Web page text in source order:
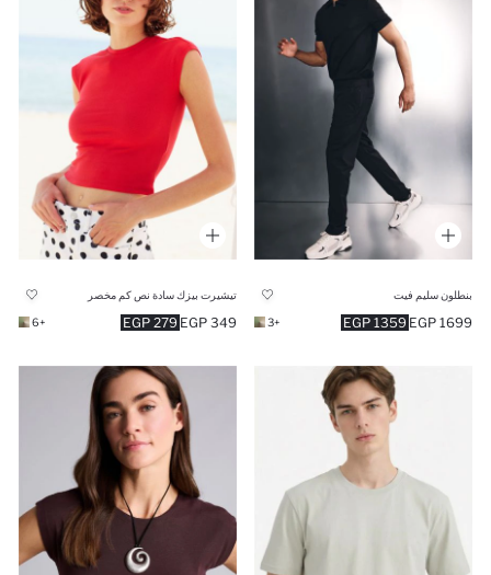
بنطلون سليم فيت
1359 EGP 1699 EGP
+3
تيشيرت بيزك سادة نص كم مخصر
279 EGP 349 EGP
+6